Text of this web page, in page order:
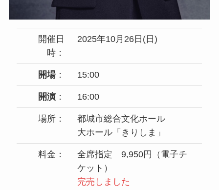
開催日
時：
2025年10月26日(日)
開場： 15:00
開演： 16:00
場所：
都城市総合文化ホール
大ホール「きりしま」
料金：
全席指定 9,950円（電子チ
ケット）
完売しました